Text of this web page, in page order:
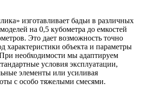
изготавливает бадьи в различных
на 0,5 кубометра до емкостей
Это дает возможность точно
характеристики объекта и параметры
необходимости мы адаптируем
условия эксплуатации,
элементы или усиливая
с особо тяжелыми смесями.